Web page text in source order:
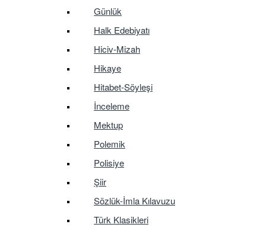
Günlük
Halk Edebiyatı
Hiciv-Mizah
Hikaye
Hitabet-Söyleşi
İnceleme
Mektup
Polemik
Polisiye
Şiir
Sözlük-İmla Kılavuzu
Türk Klasikleri